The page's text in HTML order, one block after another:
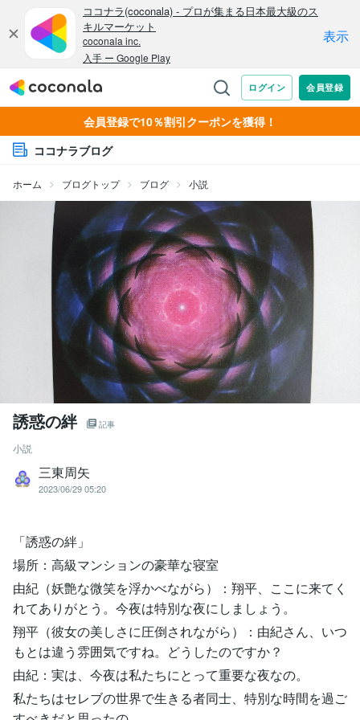
会員登録で10％割引クーポンを獲得！
ココナラブログ
ホーム ブログトップ ブログ 小説
誘惑の絆 記事
小説
三東周矢
2023/06/29 05:20
「誘惑の絆」
場所：高級マンションの豪華な寝室
由紀（妖艶な微笑を浮かべながら）：翔平、ここに来てく
れてありがとう。今夜は特別な夜にしましょう。
翔平（彼女の美しさに圧倒されながら）：由紀さん、いつ
もとは違う雰囲気ですね。どうしたのですか？
由紀：実は、今夜は私たちにとって重要な夜なの。
私たちはセレブの世界で生きる者同士、特別な時間を過ご